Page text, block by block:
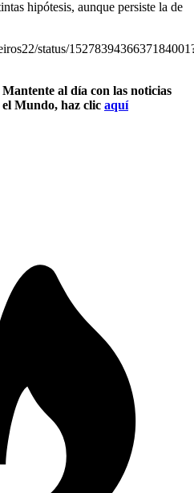
hipótesis, aunque persiste la de
status/
Mantente al día con las noticias
Mundo, haz clic aquí